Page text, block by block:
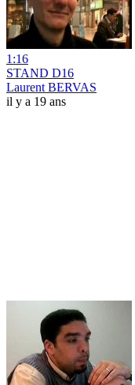
1:16
STAND D16
Laurent BERVAS
il y a 19 ans